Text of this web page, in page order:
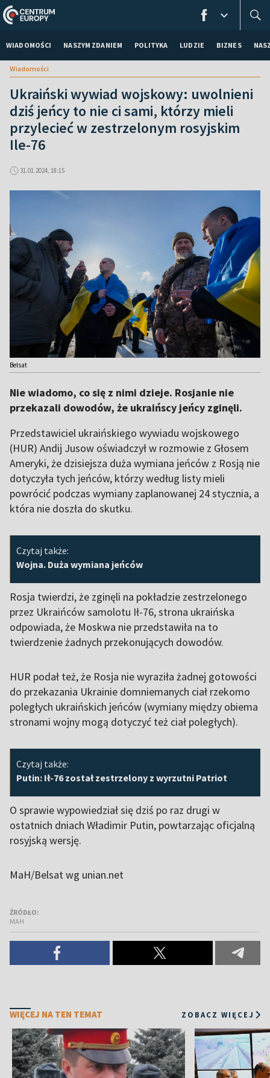
WIADOMOŚCI NASZYM ZDANIEM POLITYKA LUDZIE BIZNES
Wiadomości
Ukraiński wywiad wojskowy: uwolnieni
dziś jeńcy to nie ci sami, którzy mieli
przylecieć w zestrzelonym rosyjskim
Ile-76
31.01.2024, 18:15
Belsat
Nie wiadomo, co się z nimi dzieje. Rosjanie nie
przekazali dowodów, że ukraińscy jeńcy zginęli.
Przedstawiciel ukraińskiego wywiadu wojskowego
(HUR) Andij Jusow oświadczył w rozmowie z Głosem
Ameryki, że dzisiejsza duża wymiana jeńców z Rosją nie
dotyczyła tych jeńców, którzy według listy mieli
powrócić podczas wymiany zaplanowanej 24 stycznia, a
która nie doszła do skutku.
Czytaj także:
Wojna. Duża wymiana jeńców
Rosja twierdzi, że zginęli na pokładzie zestrzelonego
przez Ukraińców samolotu Ił-76, strona ukraińska
odpowiada, że Moskwa nie przedstawiła na to
twierdzenie żadnych przekonujących dowodów.
HUR podał też, że Rosja nie wyraziła żadnej gotowości
do przekazania Ukrainie domniemanych ciał rzekomo
poległych ukraińskich jeńców (wymiany między obiema
stronami wojny mogą dotyczyć też ciał poległych).
Czytaj także:
Putin: Ił-76 został zestrzelony z wyrzutni Patriot
O sprawie wypowiedział się dziś po raz drugi w
ostatnich dniach Władimir Putin, powtarzając oficjalną
rosyjską wersję.
MaH/Belsat wg unian.net
ŹRÓDŁO:
MAH
WIĘCEJ NA TEN TEMAT ZOBACZ WIĘCEJ